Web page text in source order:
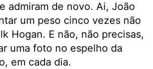
admiram de novo. Ai, João
um peso cinco vezes não
Hogan. E não, não precisas,
uma foto no espelho da
em cada dia.